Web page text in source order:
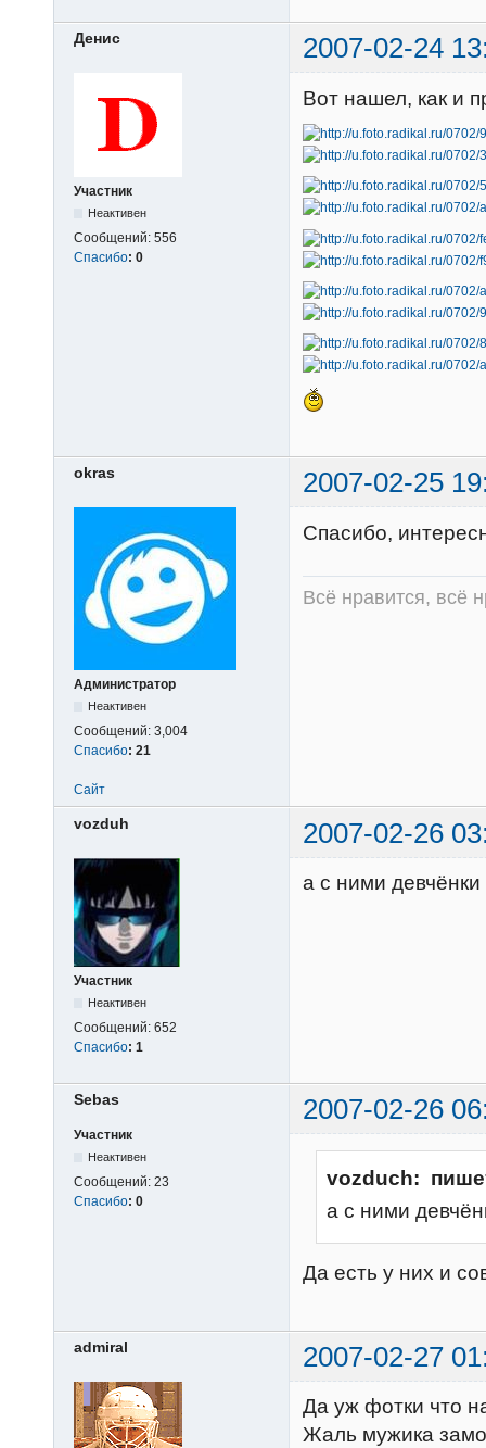
Денис 2007-02-24
Участник
Неактивен
Сообщений: 556
Спасибо: 0
Вот нашел, как и
okras 2007-02-25
Администратор
Неактивен
Сообщений: 3,004
Спасибо: 21
Спасибо,
Всё нравится, всё
Сайт
vozduh 2007-02-26
Участник
Неактивен
Сообщений: 652
Спасибо: 1
а с ними
Sebas 2007-02-26
Участник
Неактивен
Сообщений: 23
Спасибо: 0
vozduch:
а с ними
Да есть у них и
admiral 2007-02-27
Да уж фотки что
Жаль мужика